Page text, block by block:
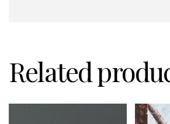
Related